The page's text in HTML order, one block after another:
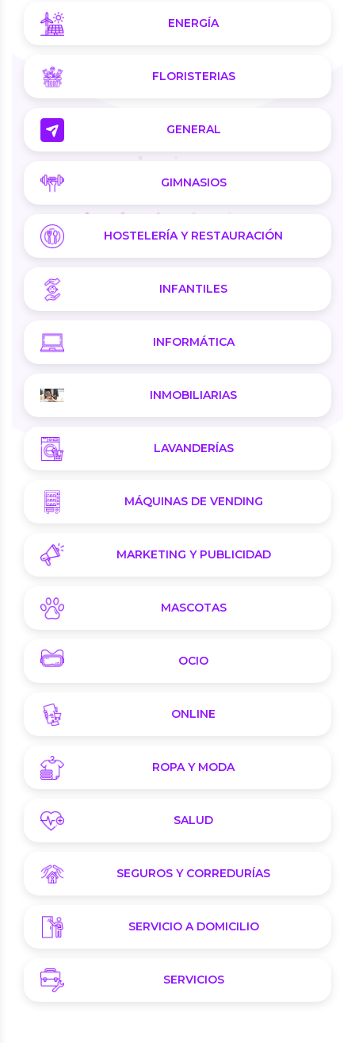
ENERGÍA
FLORISTERIAS
GENERAL
GIMNASIOS
HOSTELERÍA Y RESTAURACIÓN
INFANTILES
INFORMÁTICA
INMOBILIARIAS
LAVANDERÍAS
MÁQUINAS DE VENDING
MARKETING Y PUBLICIDAD
MASCOTAS
OCIO
ONLINE
ROPA Y MODA
SALUD
SEGUROS Y CORREDURÍAS
SERVICIO A DOMICILIO
SERVICIOS